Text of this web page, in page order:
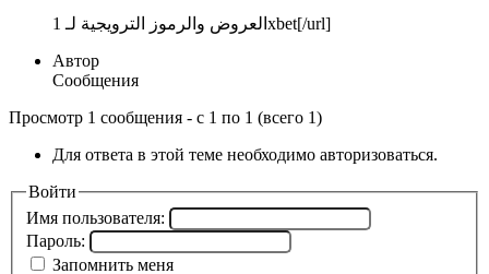
العروض والرموز الترويجية لـ 1xbet[/url]
Автор
Сообщения
Просмотр 1 сообщения - с 1 по 1 (всего 1)
Для ответа в этой теме необходимо авторизоваться.
Войти
Имя пользователя:
Пароль:
Запомнить меня